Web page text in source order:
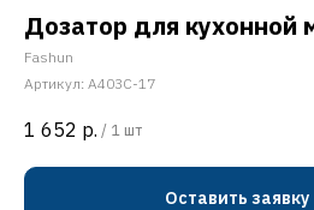
Дозатор для кухонной
Fashun
Артикул: A403C-17
1 652 р. / 1 шт
Оставить заявку